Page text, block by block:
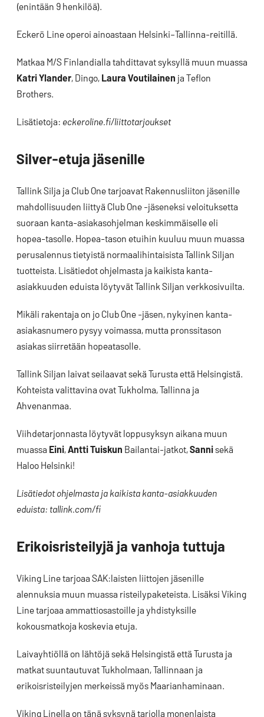
(enintään 9 henkilöä).
Eckerö Line operoi ainoastaan Helsinki–Tallinna-reitillä.
Matkaa M/S Finlandialla tahdittavat syksyllä muun muassa
Katri Ylander, Dingo, Laura Voutilainen ja Teflon
Brothers.
Lisätietoja: eckeroline.fi/liittotarjoukset
Silver-etuja jäsenille
Tallink Silja ja Club One tarjoavat Rakennusliiton jäsenille
mahdollisuuden liittyä Club One -jäseneksi veloituksetta
suoraan kanta-asiakasohjelman keskimmäiselle eli
hopea-tasolle. Hopea-tason etuihin kuuluu muun muassa
perusalennus tietyistä normaalihintaisista Tallink Siljan
tuotteista. Lisätiedot ohjelmasta ja kaikista kanta-
asiakkuuden eduista löytyvät Tallink Siljan verkkosivuilta.
Mikäli rakentaja on jo Club One -jäsen, nykyinen kanta-
asiakasnumero pysyy voimassa, mutta pronssitason
asiakas siirretään hopeatasolle.
Tallink Siljan laivat seilaavat sekä Turusta että Helsingistä.
Kohteista valittavina ovat Tukholma, Tallinna ja
Ahvenanmaa.
Viihdetarjonnasta löytyvät loppusyksyn aikana muun
muassa Eini,Antti Tuiskun Bailantai-jatkot,Sannisekä
Haloo Helsinki!
Lisätiedot ohjelmasta ja kaikista kanta-asiakkuuden
eduista: tallink.com/fi
Erikoisristeilyjä ja vanhoja tuttuja
Viking Line tarjoaa SAK:laisten liittojen jäsenille
alennuksia muun muassa risteilypaketeista. Lisäksi Viking
Line tarjoaa ammattiosastoille ja yhdistyksille
kokousmatkoja koskevia etuja.
Laivayhtiöllä on lähtöjä sekä Helsingistä että Turusta ja
matkat suuntautuvat Tukholmaan, Tallinnaan ja
erikoisristeilyjen merkeissä myös Maarianhaminaan.
Viking Linella on tänä syksynä tarjolla monenlaista